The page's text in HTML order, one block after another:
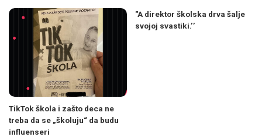
TikTok škola i zašto deca ne
treba da se „školuju“ da budu
influenseri
"A direktor školska drva šalje
svojoj svastiki.’’